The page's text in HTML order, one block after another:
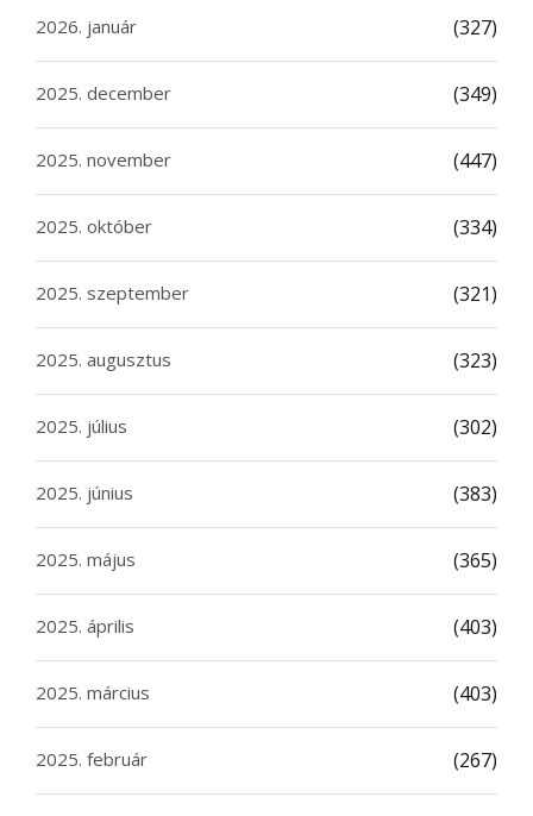
2026. január (327)
2025. december (349)
2025. november (447)
2025. október (334)
2025. szeptember (321)
2025. augusztus (323)
2025. július (302)
2025. június (383)
2025. május (365)
2025. április (403)
2025. március (403)
2025. február (267)